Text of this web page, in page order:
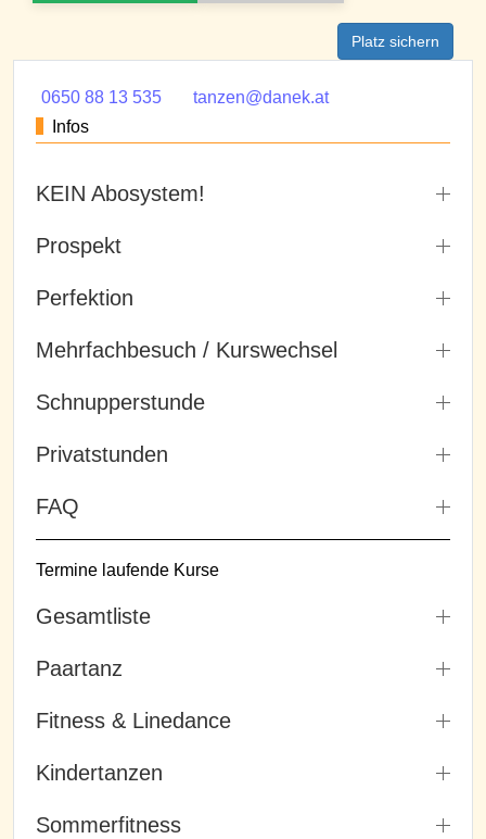
Platz sichern
0650 88 13 535
tanzen@danek.at
Infos
KEIN Abosystem!
Prospekt
Perfektion
Mehrfachbesuch / Kurswechsel
Schnupperstunde
Privatstunden
FAQ
Termine laufende Kurse
Gesamtliste
Paartanz
Fitness & Linedance
Kindertanzen
Sommerfitness